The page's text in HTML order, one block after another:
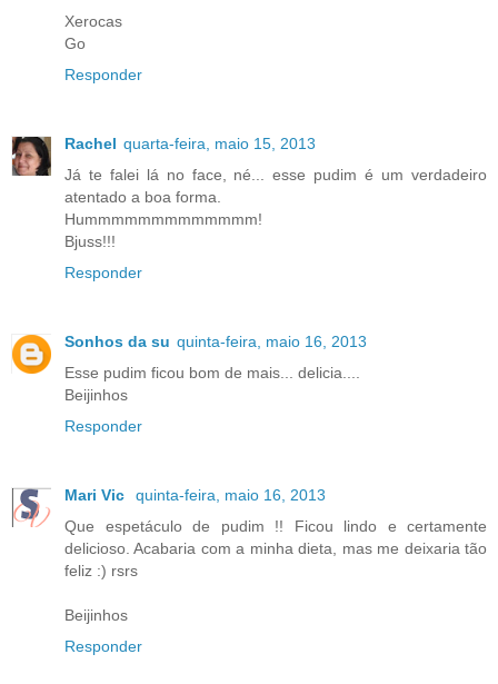
Xerocas
Go
Responder
Rachel quarta-feira, maio 15, 2013
Já te falei lá no face, né... esse pudim é um verdadeiro
atentado a boa forma.
Hummmmmmmmmmmmm!
Bjuss!!!
Responder
Sonhos da su quinta-feira, maio 16, 2013
Esse pudim ficou bom de mais... delicia....
Beijinhos
Responder
Mari Vic
quinta-feira, maio 16, 2013
Que espetáculo de pudim !! Ficou lindo e certamente
delicioso. Acabaria com a minha dieta, mas me deixaria tão
feliz :) rsrs
Beijinhos
Responder